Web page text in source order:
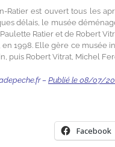
Ratier est ouvert tous les
délais, le musée
Ratier et de Robert
en 1998. Elle gère ce musée
puis Robert Vitrat, Michel
– Publié le 08/07/
Facebook